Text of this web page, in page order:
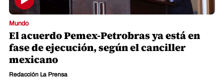
Mundo
El acuerdo Pemex-Petrobras ya está en
fase de ejecución, según el canciller
mexicano
Redacción La Prensa